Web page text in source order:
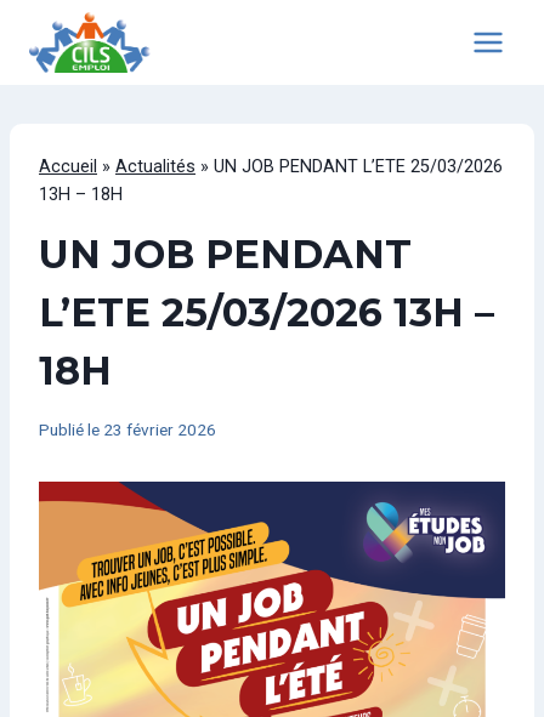
contenu
Accueil » Actualités » UN JOB PENDANT L’ETE 25/03/2026
13H – 18H
UN JOB PENDANT
L’ETE 25/03/2026 13H –
18H
Publié le 23 février 2026